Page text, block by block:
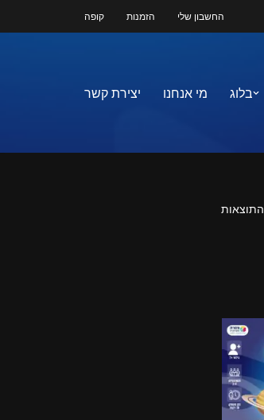
החשבון שלי הזמנות קופה
בלוג מי אנחנו יצירת קשר